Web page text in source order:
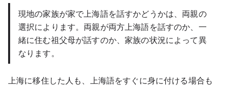
現地の家族が家で上海語を話すかどうかは、両親の
選択によります。両親が両方上海語を話すのか、一
緒に住む祖父母が話すのか、家族の状況によって異
なります。
上海に移住した人も、上海語をすぐに身に付ける場合も